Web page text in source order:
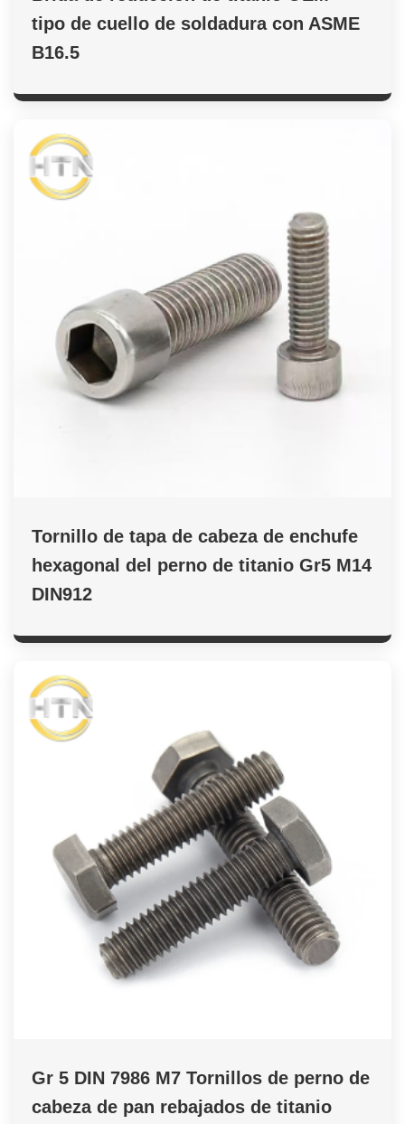
tipo de cuello de soldadura con ASME
B16.5
Tornillo de tapa de cabeza de enchufe
hexagonal del perno de titanio Gr5 M14
DIN912
Gr 5 DIN 7986 M7 Tornillos de perno de
cabeza de pan rebajados de titanio